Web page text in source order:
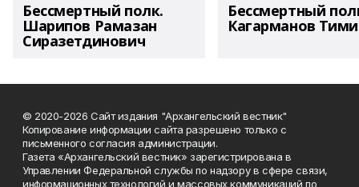
Бессмертный полк.
Шарипов Рамазан
Сиразетдинович
Бессмертный
Кагарманов
© 2020-2026 Сайт издания "Архангельский вестник"
Копирование информации сайта разрешено только с
письменного согласия администрации.
Газета «Архангельский вестник» зарегистрирована в
Управлении Федеральной службы по надзору в сфере связи,
информационных технологий и массовых коммуникаций по